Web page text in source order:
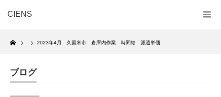
CIENS
Home
2023年4月 久留米市 倉庫内作業 時間給 派遣単価
ブログ